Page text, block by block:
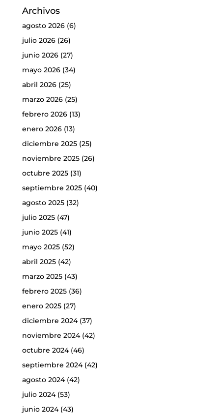
Archivos
agosto 2026(6)
julio 2026(26)
junio 2026(27)
mayo 2026(34)
abril 2026(25)
marzo 2026(25)
febrero 2026(13)
enero 2026(13)
diciembre 2025(25)
noviembre 2025(26)
octubre 2025(31)
septiembre 2025(40)
agosto 2025(32)
julio 2025(47)
junio 2025(41)
mayo 2025(52)
abril 2025(42)
marzo 2025(43)
febrero 2025(36)
enero 2025(27)
diciembre 2024(37)
noviembre 2024(42)
octubre 2024(46)
septiembre 2024(42)
agosto 2024(42)
julio 2024(53)
junio 2024(43)